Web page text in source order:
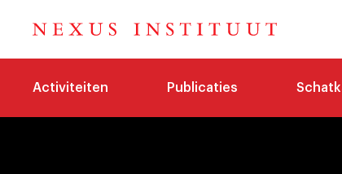
Activiteiten Publicaties